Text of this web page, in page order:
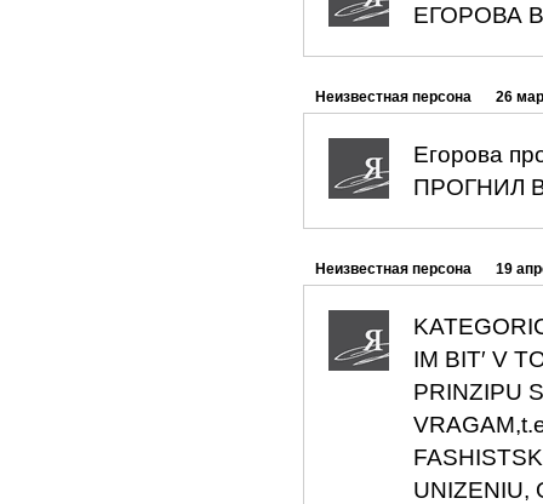
ЕГОРОВА
Неизвестная персона 26
Егорова
ПРОГНИЛ
Неизвестная персона 19
IM BIT′ V
PRINZIPU
UNIZENIU,